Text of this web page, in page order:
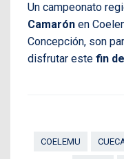
Un campeonato
Camarón en
Concepción, son
disfrutar este fin
COELEMU